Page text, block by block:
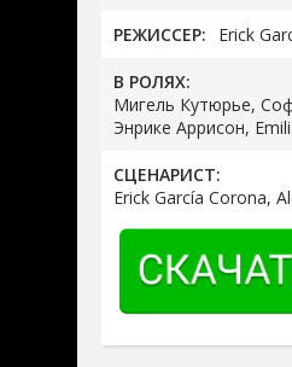
РЕЖИССЕР: Erick
В РОЛЯХ:
Мигель Кутюрье,
Энрике Аррисон,
СЦЕНАРИСТ:
Erick García Corona,